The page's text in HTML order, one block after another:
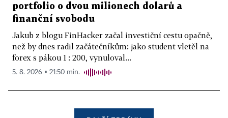
portfolio o dvou milionech dolarů a
finanční svobodu
Jakub z blogu FinHacker začal investiční cestu opačně,
než by dnes radil začátečníkům: jako student vletěl na
forex s pákou 1 : 200, vynuloval...
5. 8. 2026 ▪ 21:50 min.